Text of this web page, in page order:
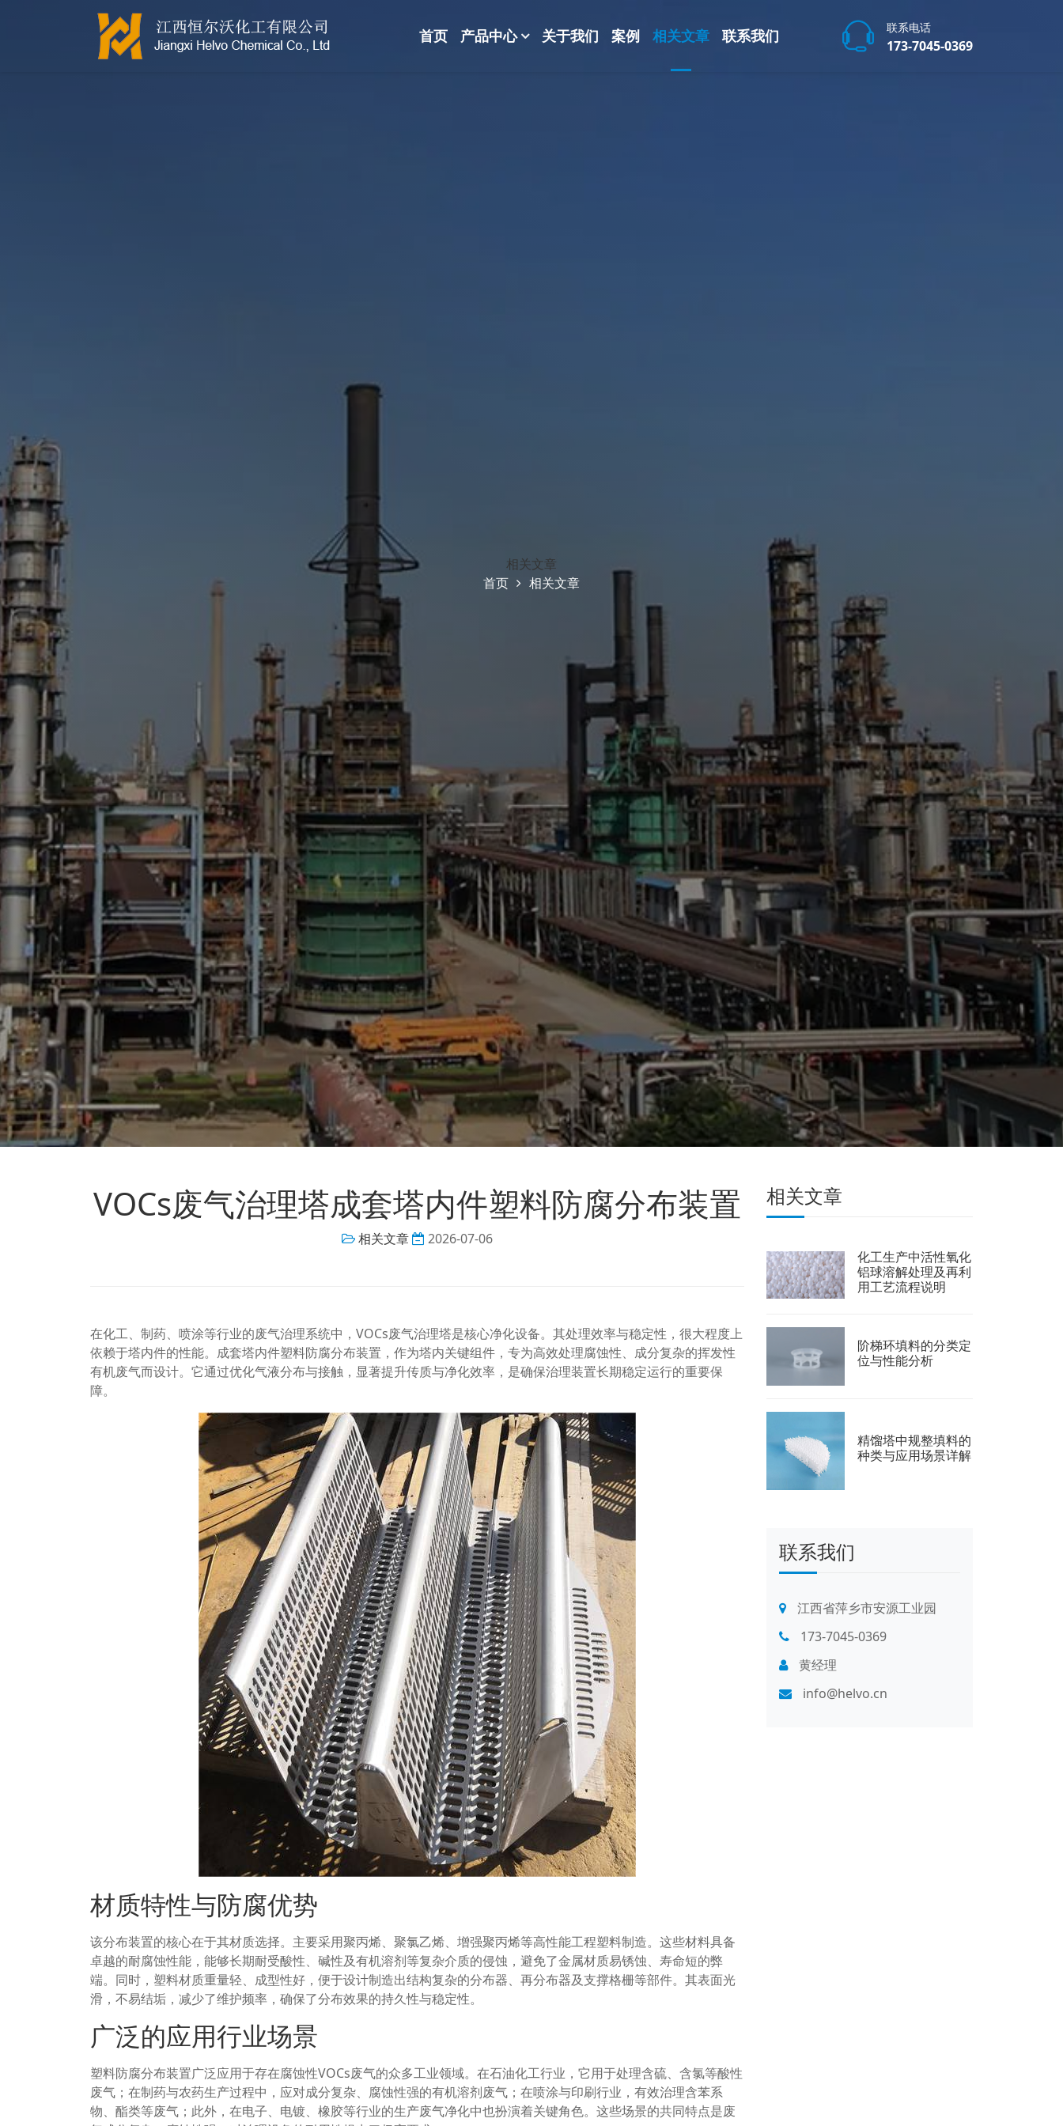
首页 产品中心 关于我们 案例 相关文章 联系我们 联系电话
173-7045-0369
相关文章
首页
相关文章
VOCs废气治理塔成套塔内件塑料防腐分布装置
相关文章 2026-07-06
在化工、制药、喷涂等行业的废气治理系统中，VOCs废气治理塔是核心净化设备。其处理效率与稳定性，很大程度上
依赖于塔内件的性能。成套塔内件塑料防腐分布装置，作为塔内关键组件，专为高效处理腐蚀性、成分复杂的挥发性
有机废气而设计。它通过优化气液分布与接触，显著提升传质与净化效率，是确保治理装置长期稳定运行的重要保
障。
材质特性与防腐优势
该分布装置的核心在于其材质选择。主要采用聚丙烯、聚氯乙烯、增强聚丙烯等高性能工程塑料制造。这些材料具备
卓越的耐腐蚀性能，能够长期耐受酸性、碱性及有机溶剂等复杂介质的侵蚀，避免了金属材质易锈蚀、寿命短的弊
端。同时，塑料材质重量轻、成型性好，便于设计制造出结构复杂的分布器、再分布器及支撑格栅等部件。其表面光
滑，不易结垢，减少了维护频率，确保了分布效果的持久性与稳定性。
广泛的应用行业场景
塑料防腐分布装置广泛应用于存在腐蚀性VOCs废气的众多工业领域。在石油化工行业，它用于处理含硫、含氯等酸性
废气；在制药与农药生产过程中，应对成分复杂、腐蚀性强的有机溶剂废气；在喷涂与印刷行业，有效治理含苯系
物、酯类等废气；此外，在电子、电镀、橡胶等行业的生产废气净化中也扮演着关键角色。这些场景的共同特点是废
相关文章
化工生产中活性氧化
铝球溶解处理及再利
用工艺流程说明
阶梯环填料的分类定
位与性能分析
精馏塔中规整填料的
种类与应用场景详解
联系我们
江西省萍乡市安源工业园
173-7045-0369
黄经理
info@helvo.cn